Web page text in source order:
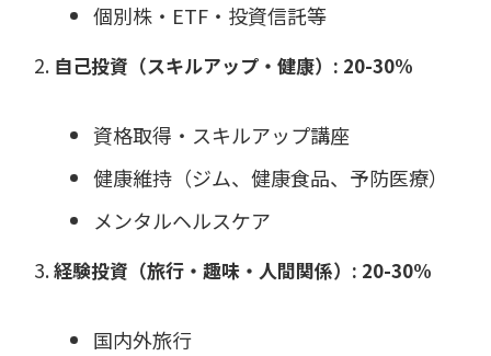
個別株・ETF・投資信託等
自己投資（スキルアップ・健康）: 20-30%
資格取得・スキルアップ講座
健康維持（ジム、健康食品、予防医療）
メンタルヘルスケア
経験投資（旅行・趣味・人間関係）: 20-30%
国内外旅行